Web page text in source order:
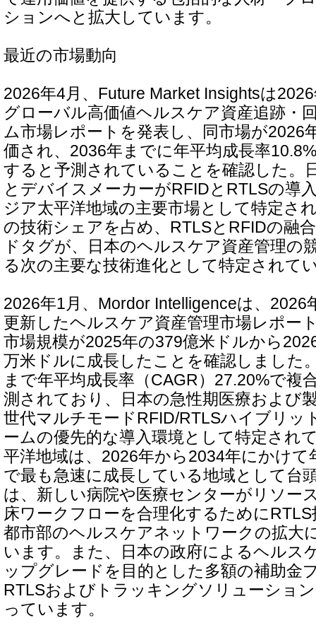
ションへと拡大しています。
最近の市場動向
2026年4月、Future Market Insightsは
グローバル高価値ヘルスケア資産追跡・
ム市場レポートを発表し、同市場が2026
価され、2036年までに年平均成長率
すると予測されていることを確認した。
とデバイスメーカーがRFIDとRTLSの導
ジア太平洋地域の主要市場として特定さ
の技術シェアを占め、RTLSとRFIDの融
ドタグが、日本のヘルスケア資産管理の
る次の主要な技術進化として特定されて
2026年1月、Mordor Intelligenceは、2026
更新したヘルスケア資産管理市場レポー
市場規模が2025年の379億米ドルから
万米ドルに成長したことを確認しました
まで年平均成長率（CAGR）27.20%で複
測されており、日本の急性期医療および
世代マルチモードRFID/RTLSハイブリッ
ームの優先的な導入環境として特定され
平洋地域は、2026年から2034年にかけて
で最も急速に成長している地域として台
は、新しい病院や医療センターがリソー
床ワークフローを合理化するために
都市部のヘルスケアネットワークの拡大
います。また、日本の政府によるヘルス
ップグレードを目的とした多額の補助金
RTLSおよびトラッキングソリューショ
っています。